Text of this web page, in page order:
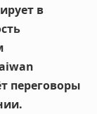
в
переговоры